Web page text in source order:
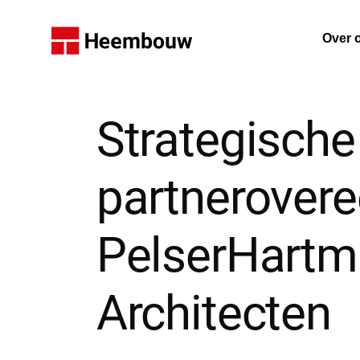
Home Over
Strategische
Architecten